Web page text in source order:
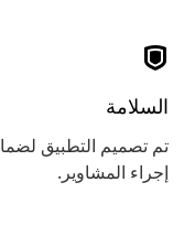
السلامة
تم تصميم التطبيق
إجراء المشاوير.